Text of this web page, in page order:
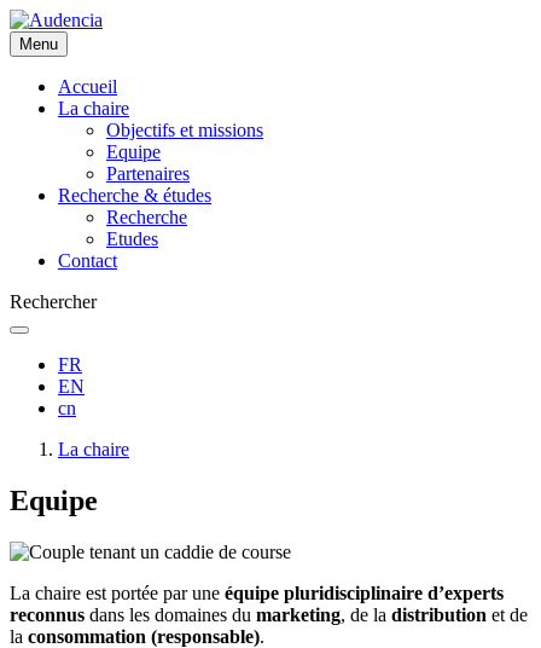
Aller
au
contenu
principal
Menu
Accueil
La chaire
Objectifs et missions
Equipe
Partenaires
Recherche & études
Recherche
Etudes
Contact
Rechercher
FR
EN
cn
La chaire
Equipe
La chaire est portée par une équipe pluridisciplinaire d’experts
reconnus dans les domaines du marketing, de la distribution et de
la consommation (responsable).